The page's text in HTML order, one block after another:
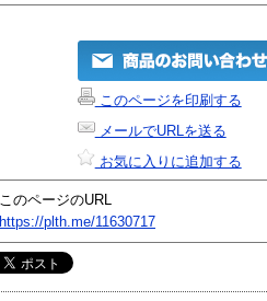
このページを印刷する
メールでURLを送る
お気に入りに追加する
このページのURL
https://plth.me/11630717